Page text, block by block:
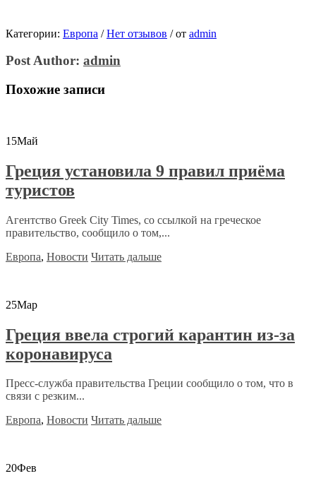
Категории: Европа / Нет отзывов /от admin
Post Author: admin
Похожие записи
15Май
Греция установила 9 правил приёма
туристов
Агентство Greek City Times, со ссылкой на греческое
правительство, сообщило о том,...
Европа, Новости Читать дальше
25Мар
Греция ввела строгий карантин из-за
коронавируса
Пресс-служба правительства Греции сообщило о том, что в
связи с резким...
Европа, Новости Читать дальше
20Фев